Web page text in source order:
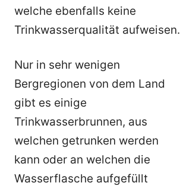
welche ebenfalls keine
Trinkwasserqualität aufweisen.
Nur in sehr wenigen
Bergregionen von dem Land
gibt es einige
Trinkwasserbrunnen, aus
welchen getrunken werden
kann oder an welchen die
Wasserflasche aufgefüllt